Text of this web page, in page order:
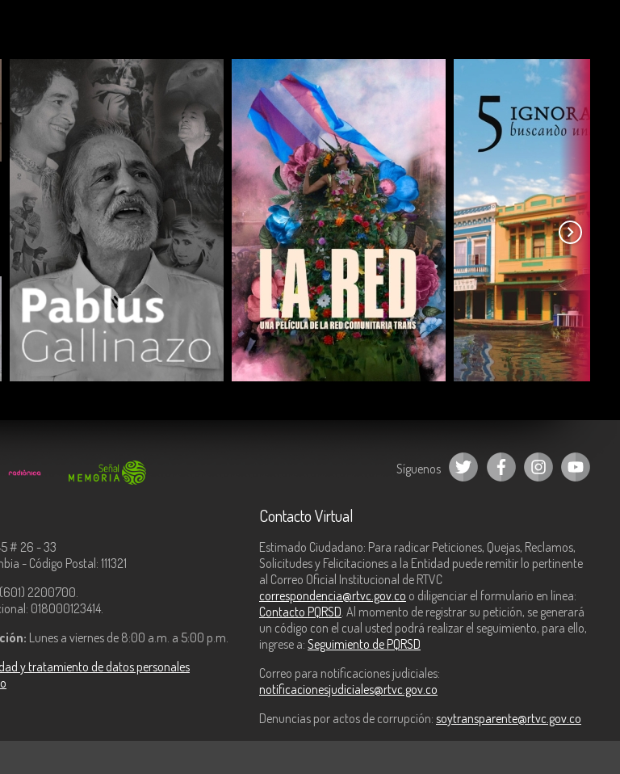
COMPARTIR COMPARTIR COMPARTIR
Síguenos
# 26 - 33
- Código Postal: 111321
2200700.
018000123414.
Lunes a viernes de 8:00 a.m. a 5:00 p.m.
y tratamiento de datos personales
Contacto Virtual
Estimado Ciudadano: Para radicar Peticiones, Quejas, Reclamos,
Solicitudes y Felicitaciones a la Entidad puede remitir lo pertinente
al Correo Oficial Institucional de RTVC
correspondencia@rtvc.gov.co o diligenciar el formulario en línea:
Contacto PQRSD . Al momento de registrar su petición, se generará
un código con el cual usted podrá realizar el seguimiento, para ello,
ingrese a: Seguimiento de PQRSD
Correo para notificaciones judiciales:
notificacionesjudiciales@rtvc.gov.co
Denuncias por actos de corrupción: soytransparente@rtvc.gov.co